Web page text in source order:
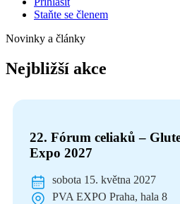
Staňte se členem
Novinky a články
Nejbližší akce
22. Fórum celiaků –
Expo 2027
sobota 15. května 2027
PVA EXPO Praha, hala 8